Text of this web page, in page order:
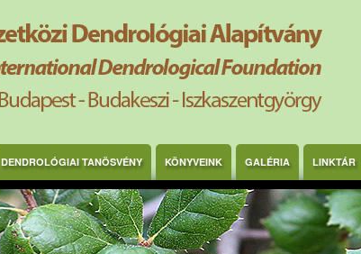
DENDROLÓGIAI TANÖSVÉNY KÖNYVEINK GALÉRIA LINKTÁR